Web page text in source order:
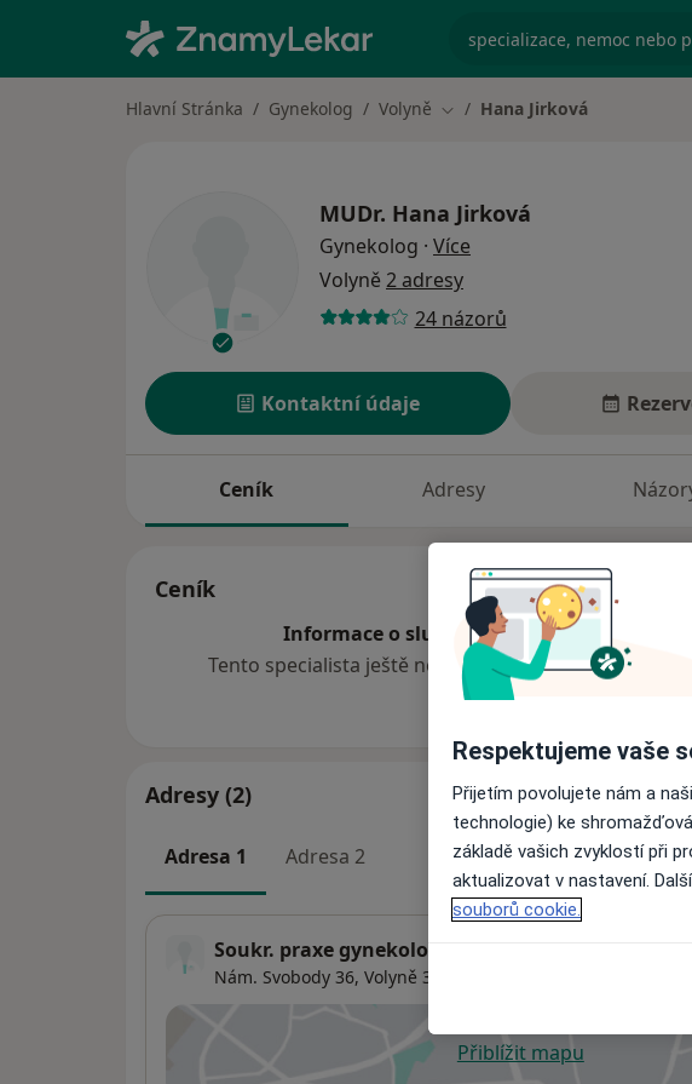
specializace, nemoc
Hlavní Stránka Gynekolog Volyně Změna města
Hana Jirková
MUDr. Hana Jirková
Gynekolog · Více
Volyně 2 adresy
24 názorů
Kontaktní údaje
Ceník Adresy
Ceník
Informace o službách a cenách nejsou k
Tento specialista ještě nepřidával žádné informace o
Adresy (2)
Adresa 1 Adresa 2
Soukr. praxe gynekologie a porodnictví
Nám. Svobody 36, Volyně 38701
Přiblížit mapuse otevře v nové
Respektujeme vaše
Přijetím povolujete nám a
technologie) ke
základě vašich zvyklostí při
aktualizovat v nastavení.
souborů cookie.